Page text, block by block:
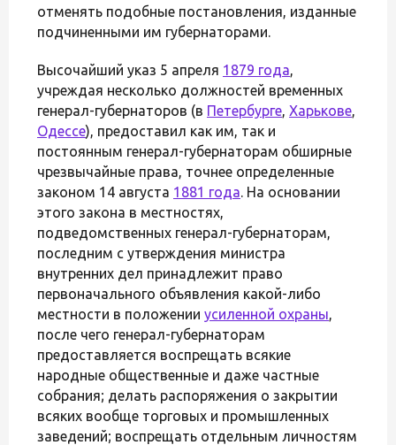
отменять подобные постановления, изданные
подчиненными им губернаторами.
Высочайший указ 5 апреля 1879 года,
учреждая несколько должностей временных
генерал-губернаторов (в Петербурге, Харькове,
Одессе), предоставил как им, так и
постоянным генерал-губернаторам обширные
чрезвычайные права, точнее определенные
законом 14 августа 1881 года. На основании
этого закона в местностях,
подведомственных генерал-губернаторам,
последним с утверждения министра
внутренних дел принадлежит право
первоначального объявления какой-либо
местности в положении усиленной охраны,
после чего генерал-губернаторам
предоставляется воспрещать всякие
народные общественные и даже частные
собрания; делать распоряжения о закрытии
всяких вообще торговых и промышленных
заведений; воспрещать отдельным личностям